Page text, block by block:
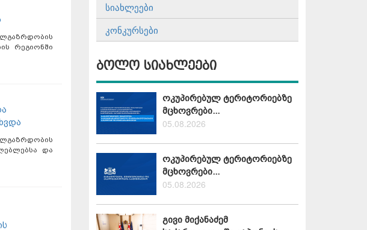
რეგიონში
და
სიახლეები
კონკურსები
ბოლო სიახლეები
ოკუპირებულ ტერიტორიებზე
მცხოვრები...
05.08.2026
ოკუპირებულ ტერიტორიებზე
მცხოვრები...
05.08.2026
გივი მიქანაძემ